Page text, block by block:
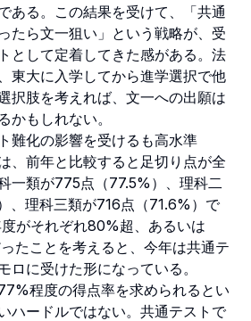
ある。この結果を受けて、「共通
たら文一狙い」という戦略が、受
として定着してきた感がある。法
東大に入学してから進学選択で他
択肢を考えれば、文一への出願は
かもしれない。
難化の影響を受けるも高水準
、前年と比較すると足切り点が全
一類が775点（77.5%）、理科二
、理科三類が716点（71.6%）で
がそれぞれ80%超、あるいは
たことを考えると、今年は共通テ
ロに受けた形になっている。
程度の得点率を求められるとい
ハードルではない。共通テストで